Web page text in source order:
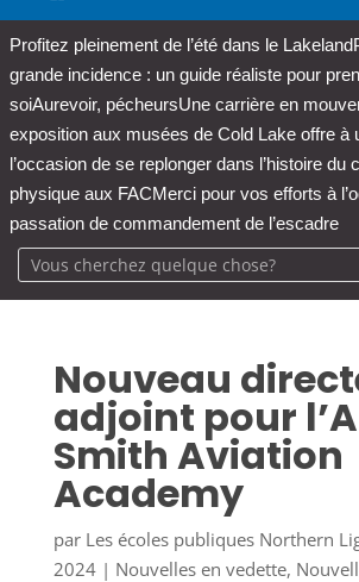
Profitez pleinement de l’été dans le Lakeland
grande incidence : un guide réaliste pour
soiAurevoir, pécheursUne carrière en
exposition aux musées de Cold Lake offre à
l’occasion de se replonger dans l’histoire du
physique aux FACMerci pour vos efforts à
passation de commandement de l’escadre
Nouveau
adjoint pour
Smith Aviation
Academy
par Les écoles publiques Northern
2024| Nouvelles en vedette,